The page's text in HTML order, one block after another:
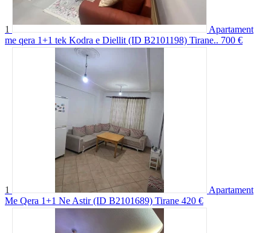
1
Apartament
me qera 1+1 tek Kodra e Diellit (ID B2101198) Tirane.. 700 €
1
Apartament
Me Qera 1+1 Ne Astir (ID B2101689) Tirane 420 €